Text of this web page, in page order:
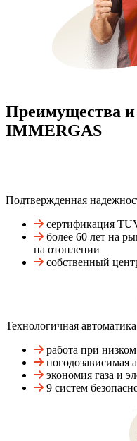
Преимущества и
IMMERGAS
Подтвержденная
сертификация
более 60 лет на
на отоплении
собственный
Технологичная автоматика
работа при
погодозависимая
экономия газа и
9 систем